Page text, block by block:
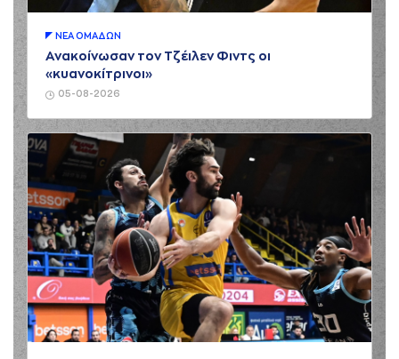
05-08-2026
ΝΕA ΟΜAΔΩΝ
Ανακοίνωσαν τον Τζέιλεν Φιντς οι
«κυανοκίτρινοι»